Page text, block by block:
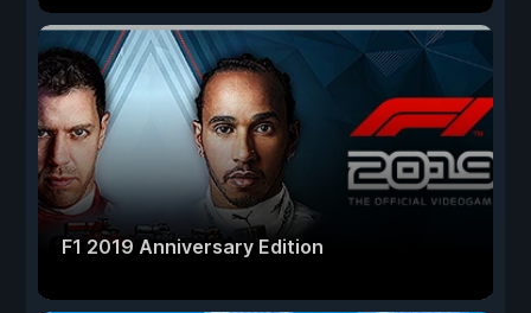
F1 2019 Anniversary Edition